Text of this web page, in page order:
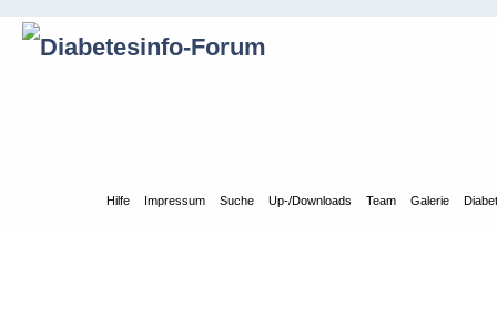
Hilfe Impressum Suche Up-/Downloads Team Galerie